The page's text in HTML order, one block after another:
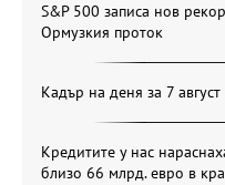
S&P 500 записа нов
Ормузкия проток
Кадър на деня за 7 август
Кредитите у нас
близо 66 млрд. евро в